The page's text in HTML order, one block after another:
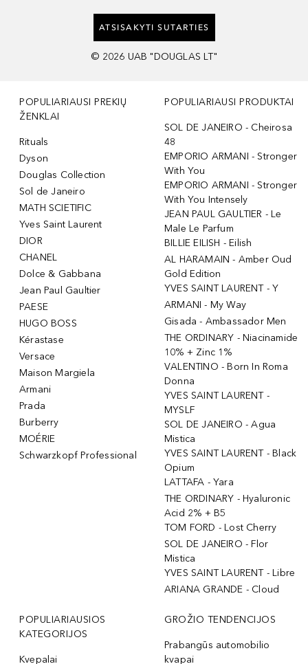
ATSISAKYTI SUTARTIES
© 2026 UAB "DOUGLAS LT"
POPULIARIAUSI PREKIŲ
ŽENKLAI
Rituals
Dyson
Douglas Collection
Sol de Janeiro
MATH SCIETIFIC
Yves Saint Laurent
DIOR
CHANEL
Dolce & Gabbana
Jean Paul Gaultier
PAESE
HUGO BOSS
Kérastase
Versace
Maison Margiela
Armani
Prada
Burberry
MOÉRIE
Schwarzkopf Professional
POPULIARIAUSI PRODUKTAI
SOL DE JANEIRO - Cheirosa
48
EMPORIO ARMANI - Stronger
With You
EMPORIO ARMANI - Stronger
With You Intensely
JEAN PAUL GAULTIER - Le
Male Le Parfum
BILLIE EILISH - Eilish
AL HARAMAIN - Amber Oud
Gold Edition
YVES SAINT LAURENT - Y
ARMANI - My Way
Gisada - Ambassador Men
THE ORDINARY - Niacinamide
10% + Zinc 1%
VALENTINO - Born In Roma
Donna
YVES SAINT LAURENT -
MYSLF
SOL DE JANEIRO - Agua
Mistica
YVES SAINT LAURENT - Black
Opium
LATTAFA - Yara
THE ORDINARY - Hyaluronic
Acid 2% + B5
TOM FORD - Lost Cherry
SOL DE JANEIRO - Flor
Mistica
YVES SAINT LAURENT - Libre
ARIANA GRANDE - Cloud
POPULIARIAUSIOS
KATEGORIJOS
Kvepalai
GROŽIO TENDENCIJOS
Prabangūs automobilio
kvapai